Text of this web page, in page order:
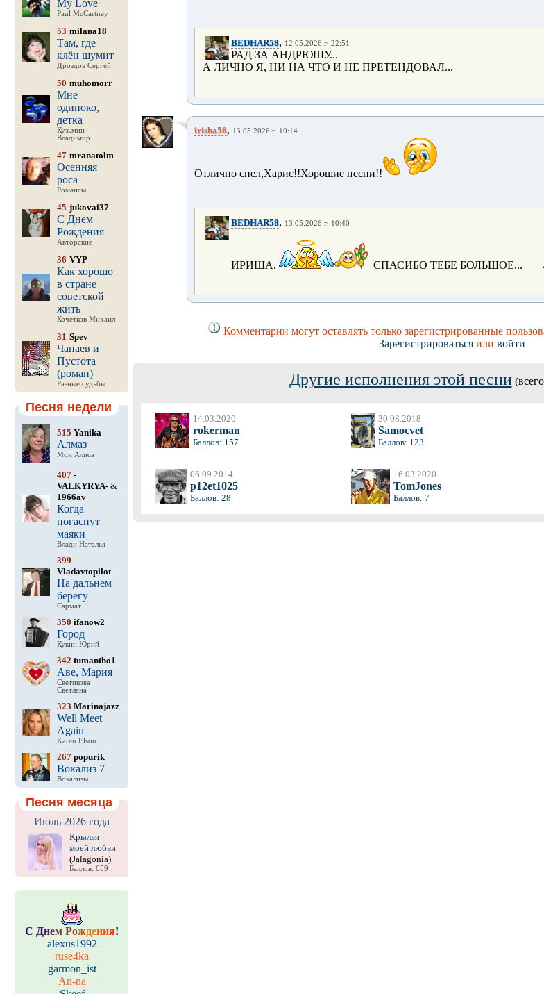
My Love
Paul McCartney
53 milana18
Там, где
клён шумит
Дроздов Сергей
50 muhomorr
Мне
одиноко,
детка
Кузьмин
Владимир
47 mranatolm
Осенняя
роса
Романсы
45 jukovai37
С Днем
Рождения
Авторские
36 VYP
Как хорошо
в стране
советской
жить
Кочетков Михаил
31 Spev
Чапаев и
Пустота
(роман)
Разные судьбы
Песня недели
515 Yanika
Алмаз
Мон Алиса
407-
VALKYRYA-&
1966av
Когда
погаснут
маяки
Влади Наталья
399
Vladavtopilot
На дальнем
берегу
Сармат
350 ifanow2
Город
Кукин Юрий
342 tumantho1
Аве, Мария
Светикова
Светлана
323 Marinajazz
Well Meet
Again
Karen Elson
267popurik
Вокализ 7
Вокализы
Песня месяца
Июль 2026 года
Крылья
моей любви
(Jalagonia)
Баллов: 659
С Днем Рождения!
alexus1992
ruse4ka
garmon_ist
An-na
BEDHAR58, 12.05.2026 г. 22:51
РАД ЗА АНДРЮШУ...
А ЛИЧНО Я, НИ НА ЧТО И НЕ ПРЕТЕНДОВАЛ...
irisha56, 13.05.2026 г. 10:14
Отлично спел,Харис!!Хорошие песни!!
BEDHAR58, 13.05.2026 г. 10:40
ИРИША, СПАСИБО ТЕБЕ БОЛЬШОЕ...
Комментарии могут оставлять только зарегистрированные
Зарегистрироватьсяили войти
Другие исполнения этой песни
14.03.2020
rokerman
Баллов: 157
30.08.2018
Samocvet
Баллов: 123
06.09.2014
p12et1025
Баллов: 28
16.03.2020
TomJones
Баллов: 7